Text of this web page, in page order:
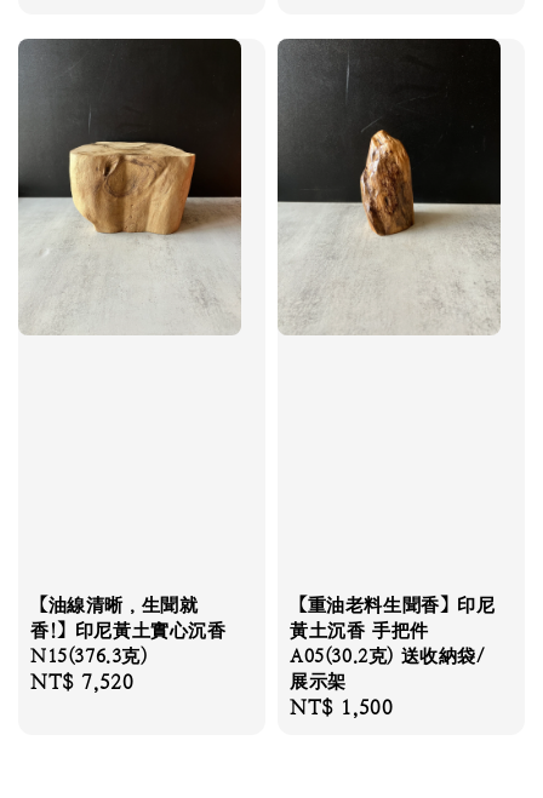
【油線清晰，生聞就
香!】印尼黃土實心沉香
N15(376.3克)
Regular
NT$ 7,520
【重油老料生聞香】印尼
黃土沉香 手把件
A05(30.2克) 送收納袋/
展示架
Regular
NT$ 1,500